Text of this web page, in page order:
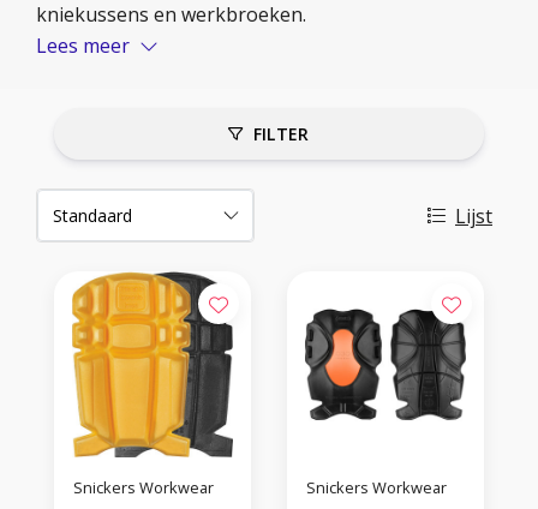
kniekussens en werkbroeken.
Lees meer
FILTER
Lijst
Snickers Workwear Snickers Workwear